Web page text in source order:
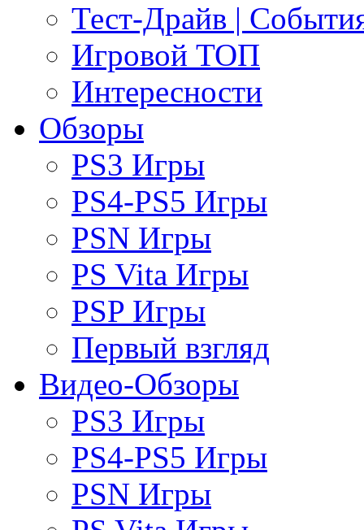
Тест-Драйв |
Игровой ТОП
Интересности
Обзоры
PS3 Игры
PS4-PS5 Игры
PSN Игры
PS Vita Игры
PSP Игры
Первый взгляд
Видео-Обзоры
PS3 Игры
PS4-PS5 Игры
PSN Игры